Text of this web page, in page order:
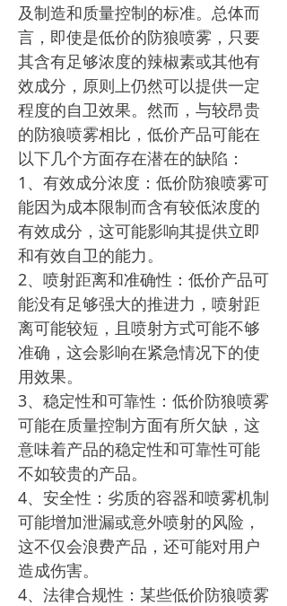
及制造和质量控制的标准。总体而
言，即使是低价的防狼喷雾，只要
其含有足够浓度的辣椒素或其他有
效成分，原则上仍然可以提供一定
程度的自卫效果。然而，与较昂贵
的防狼喷雾相比，低价产品可能在
以下几个方面存在潜在的缺陷：
1、有效成分浓度：低价防狼喷雾可
能因为成本限制而含有较低浓度的
有效成分，这可能影响其提供立即
和有效自卫的能力。
2、喷射距离和准确性：低价产品可
能没有足够强大的推进力，喷射距
离可能较短，且喷射方式可能不够
准确，这会影响在紧急情况下的使
用效果。
3、稳定性和可靠性：低价防狼喷雾
可能在质量控制方面有所欠缺，这
意味着产品的稳定性和可靠性可能
不如较贵的产品。
4、安全性：劣质的容器和喷雾机制
可能增加泄漏或意外喷射的风险，
这不仅会浪费产品，还可能对用户
造成伤害。
4、法律合规性：某些低价防狼喷雾